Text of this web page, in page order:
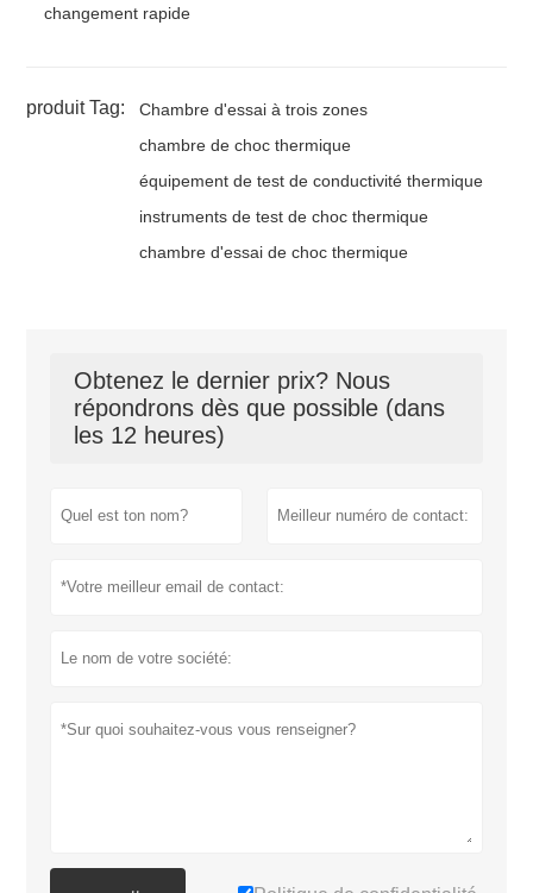
changement rapide
produit Tag:
Chambre d'essai à trois zones
chambre de choc thermique
équipement de test de conductivité thermique
instruments de test de choc thermique
chambre d'essai de choc thermique
Obtenez le dernier prix? Nous
répondrons dès que possible (dans
les 12 heures)